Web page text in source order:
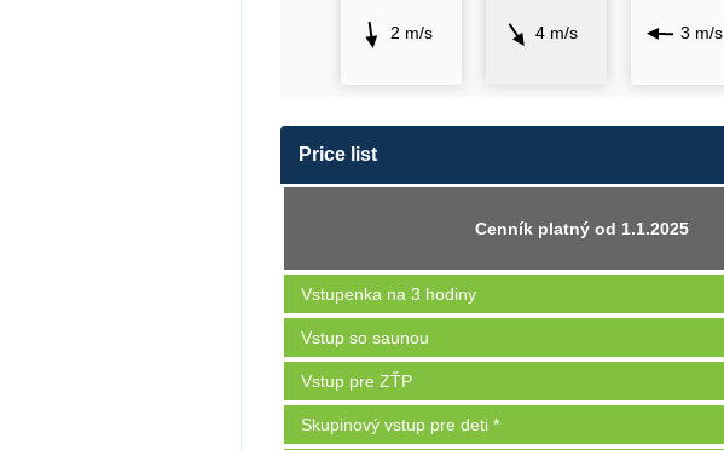
2 m/s 4 m/s 3 m/s
Price list
Cenník platný od 1.1.2025
Vstupenka na 3 hodiny
Vstup so saunou
Vstup pre ZŤP
Skupinový vstup pre deti *